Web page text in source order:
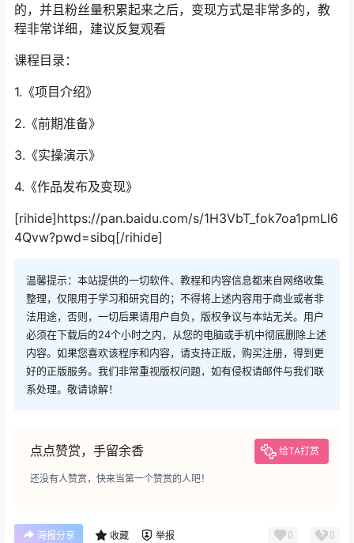
的，并且粉丝量积累起来之后，变现方式是非常多的，教
程非常详细，建议反复观看
课程目录：
1.《项目介绍》
2.《前期准备》
3.《实操演示》
4.《作品发布及变现》
[rihide]https://pan.baidu.com/s/1H3VbT_fok7oa1pmLl6
4Qvw?pwd=sibq[/rihide]
温馨提示：本站提供的一切软件、教程和内容信息都来自网络收集
整理，仅限用于学习和研究目的；不得将上述内容用于商业或者非
法用途，否则，一切后果请用户自负，版权争议与本站无关。用户
必须在下载后的24个小时之内，从您的电脑或手机中彻底删除上述
内容。如果您喜欢该程序和内容，请支持正版，购买注册，得到更
好的正版服务。我们非常重视版权问题，如有侵权请邮件与我们联
系处理。敬请谅解！
点点赞赏，手留余香 给TA打赏
还没有人赞赏，快来当第一个赞赏的人吧！
海报分享 收藏 举报 0 0